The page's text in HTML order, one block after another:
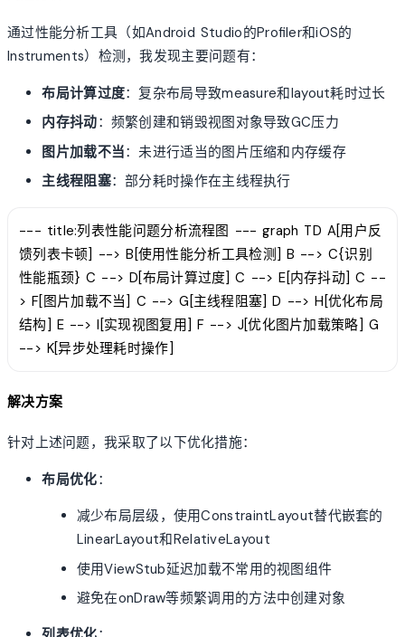
通过性能分析工具（如Android Studio的Profiler和iOS的
Instruments）检测，我发现主要问题有：
布局计算过度：复杂布局导致measure和layout耗时过长
内存抖动：频繁创建和销毁视图对象导致GC压力
图片加载不当：未进行适当的图片压缩和内存缓存
主线程阻塞：部分耗时操作在主线程执行
--- title:列表性能问题分析流程图 --- graph TD A[用户反
馈列表卡顿] --> B[使用性能分析工具检测] B --> C{识别
性能瓶颈} C --> D[布局计算过度] C --> E[内存抖动] C --
> F[图片加载不当] C --> G[主线程阻塞] D --> H[优化布局
结构] E --> I[实现视图复用] F --> J[优化图片加载策略] G
--> K[异步处理耗时操作]
解决方案
针对上述问题，我采取了以下优化措施：
布局优化：
减少布局层级，使用ConstraintLayout替代嵌套的
LinearLayout和RelativeLayout
使用ViewStub延迟加载不常用的视图组件
避免在onDraw等频繁调用的方法中创建对象